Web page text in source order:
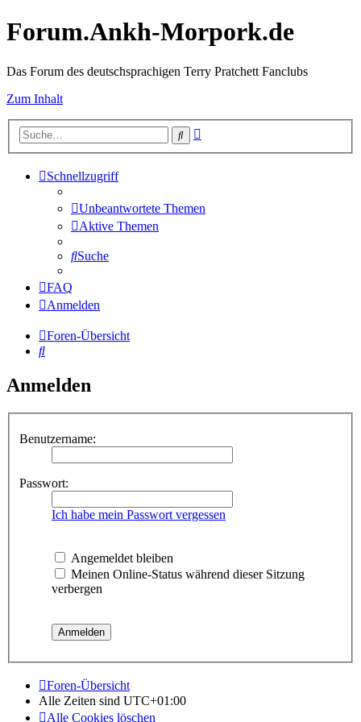
Forum.Ankh-Morpork.de
Das Forum des deutschsprachigen Terry Pratchett Fanclubs
Zum Inhalt
Suche
Schnellzugriff
Unbeantwortete Themen
Aktive Themen
Suche
FAQ
Anmelden
Foren-Übersicht
Suche
Anmelden
Benutzername:
Passwort:
Ich habe mein Passwort vergessen
Angemeldet bleiben
Meinen Online-Status während dieser Sitzung
verbergen
Foren-Übersicht
Alle Zeiten sind UTC+01:00
Alle Cookies löschen